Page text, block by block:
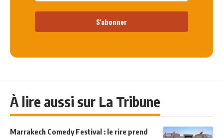
S'abonner
À lire aussi sur La Tribune
Marrakech Comedy Festival : le rire prend